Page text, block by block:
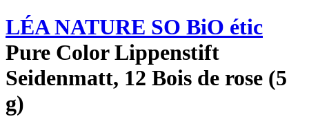
LÉA NATURE SO BiO étic
Pure Color Lippenstift
Seidenmatt, 12 Bois de rose (5
g)